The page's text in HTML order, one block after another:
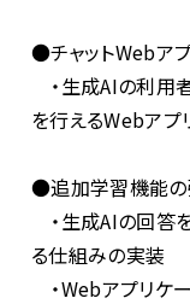
●チャットWebア
・生成AIの利用
を行えるWebアプ
●追加学習機能の
・生成AIの回答
る仕組みの実装
・Webアプリケ